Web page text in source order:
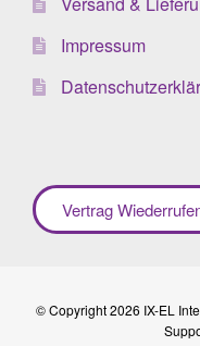
Impressum
Vertrag
© Copyright 2026 IX-EL